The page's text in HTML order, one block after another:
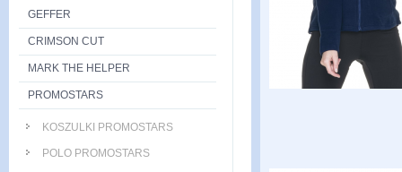
GEFFER
CRIMSON CUT
MARK THE HELPER
PROMOSTARS
KOSZULKI PROMOSTARS
POLO PROMOSTARS